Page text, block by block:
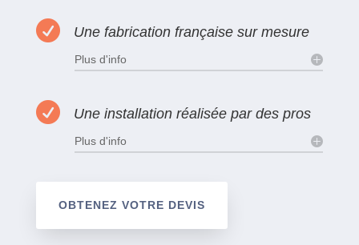
 Une fabrication française sur mesure
Plus d'info
 Une installation réalisée par des pros
Plus d'info
OBTENEZ VOTRE DEVIS